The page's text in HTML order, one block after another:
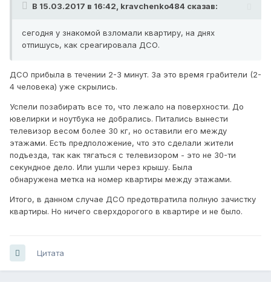
В 15.03.2017 в 16:42, kravchenko484 сказав:
сегодня у знакомой взломали квартиру, на днях
отпишусь, как среагировала ДСО.
ДСО прибыла в течении 2-3 минут. За это время грабители (2-
4 человека) уже скрылись.
Успели позабирать все то, что лежало на поверхности. До
ювелирки и ноутбука не добрались. Питались вынести
телевизор весом более 30 кг, но оставили его между
этажами. Есть предположение, что это сделали жители
подъезда, так как тягаться с телевизором - это не 30-ти
секундное дело. Или ушли через крышу. Была
обнаружена метка на номер квартиры между этажами.
Итого, в данном случае ДСО предотвратила полную зачистку
квартиры. Но ничего сверхдорогого в квартире и не было.
Цитата